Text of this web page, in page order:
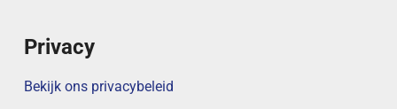
Privacy
Bekijk ons privacybeleid